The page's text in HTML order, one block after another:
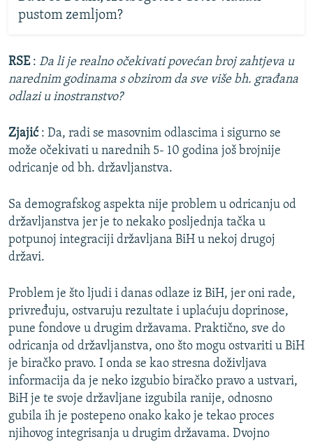
pustom zemljom?
RSE: Da li je realno očekivati povećan broj zahtjeva u
narednim godinama s obzirom da sve više bh. građana
odlazi u inostranstvo?
Zjajić: Da, radi se masovnim odlascima i sigurno se
može očekivati u narednih 5- 10 godina još brojnije
odricanje od bh. državljanstva.
Sa demografskog aspekta nije problem u odricanju od
državljanstva jer je to nekako posljednja tačka u
potpunoj integraciji državljana BiH u nekoj drugoj
državi.
Problem je što ljudi i danas odlaze iz BiH, jer oni rade,
privređuju, ostvaruju rezultate i uplaćuju doprinose,
pune fondove u drugim državama. Praktično, sve do
odricanja od državljanstva, ono što mogu ostvariti u BiH
je biračko pravo. I onda se kao stresna doživljava
informacija da je neko izgubio biračko pravo a ustvari,
BiH je te svoje državljane izgubila ranije, odnosno
gubila ih je postepeno onako kako je tekao proces
njihovog integrisanja u drugim državama. Dvojno